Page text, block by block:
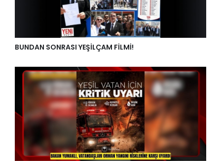
BUNDAN SONRASI YEŞİLÇAM FİLMİ!